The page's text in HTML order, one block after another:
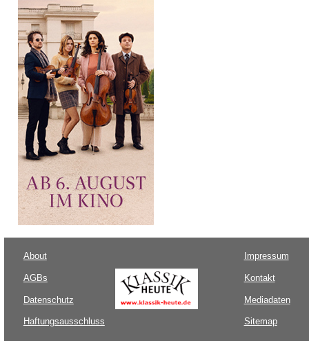
About
AGBs
Datenschutz
Haftungsausschluss
Impressum
Kontakt
Mediadaten
Sitemap